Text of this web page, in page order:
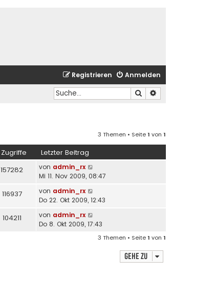
Anmelden
Registrieren
Suche
3 Themen • Seite1 von 1
Zugriffe Letzter Beitrag
157282 von admin_rx
Mi 11. Nov 2009, 08:47
116937 von admin_rx
Do 22. Okt 2009, 12:43
104211 von admin_rx
Do 8. Okt 2009, 17:43
3 Themen • Seite1 von 1
Gehe zu